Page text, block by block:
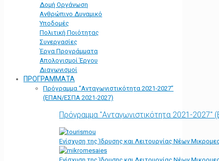
Δομή Οργάνωση
Ανθρώπινο Δυναμικό
Υποδομές
Πολιτική Ποιότητας
Συνεργασίες
Έργα Προγράμματα
Απολογισμοί Έργου
Διαγωνισμοί
ΠΡΟΓΡΑΜΜΑΤΑ
Πρόγραμμα “Ανταγωνιστικότητα 2021-2027”
(ΕΠΑΝ/ΕΣΠΑ 2021-2027)
Πρόγραμμα "Ανταγωνιστικότητα 2021-
Ενίσχυση της Ίδρυσης και Λειτουργίας Νέων